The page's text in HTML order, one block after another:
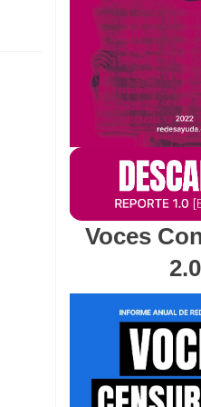
Voces
2.0